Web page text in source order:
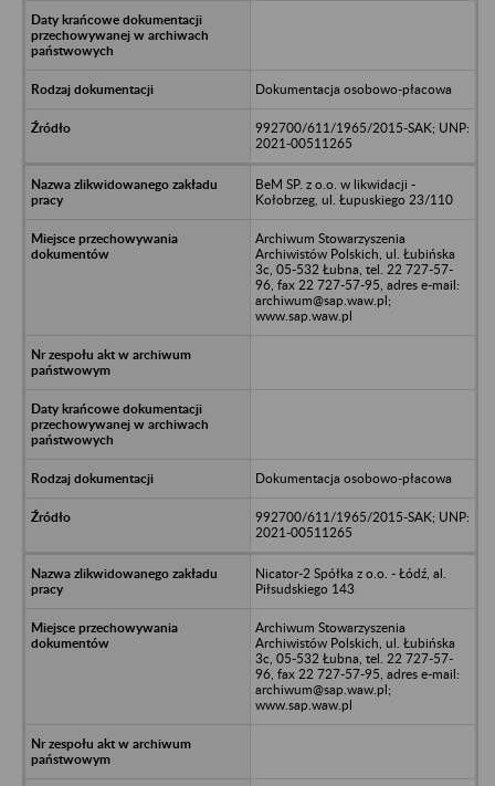
Dokumentacja osobowo-płacowa
992700/611/1965/2015-SAK; UNP:
2021-00511265
BeM SP. z o.o. w likwidacji -
Kołobrzeg, ul. Łupuskiego 23/110
Archiwum Stowarzyszenia
Archiwistów Polskich, ul. Łubińska
3c, 05-532 Łubna, tel. 22 727-57-
96, fax 22 727-57-95, adres e-mail:
archiwum@sap.waw.pl;
www.sap.waw.pl
Dokumentacja osobowo-płacowa
992700/611/1965/2015-SAK; UNP:
2021-00511265
Nicator-2 Spółka z o.o. - Łódź, al.
Piłsudskiego 143
Archiwum Stowarzyszenia
Archiwistów Polskich, ul. Łubińska
3c, 05-532 Łubna, tel. 22 727-57-
96, fax 22 727-57-95, adres e-mail:
archiwum@sap.waw.pl;
www.sap.waw.pl